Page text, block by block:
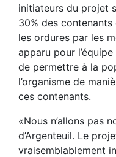
initiateurs du projet
30% des
les ordures par les
apparu pour
de permettre à la
l’organisme de
ces contenants.
«Nous n’allons pas
d’Argenteuil. Le
vraisemblablement